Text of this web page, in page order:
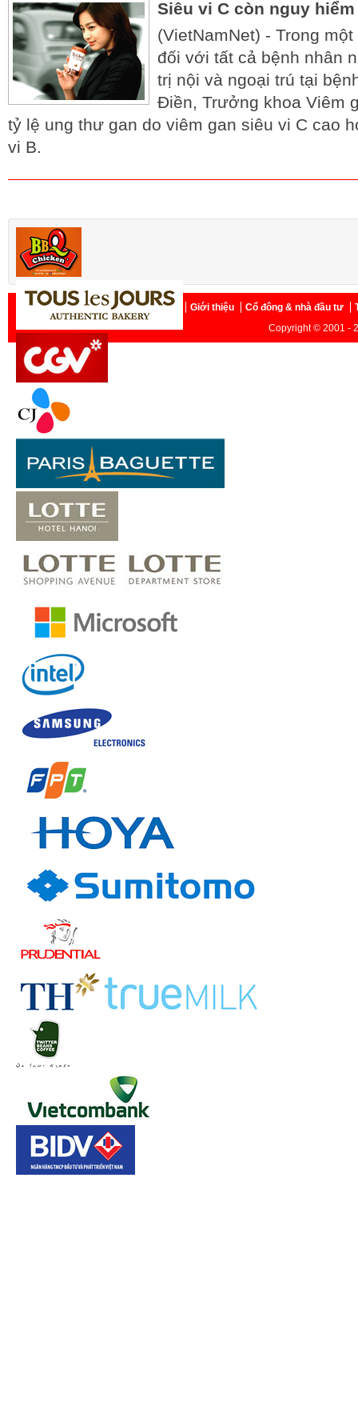
Siêu vi C còn nguy
(VietNamNet) - Trong
đối với tất cả bệnh nhân
trị nội và ngoại trú tại
Điền, Trưởng khoa Viêm
tỷ lệ ung thư gan do viêm gan siêu vi C cao
vi B.
Trang chủ Giới thiệu Cổ đông & nhà đầu tư
Copyright © 2001 -